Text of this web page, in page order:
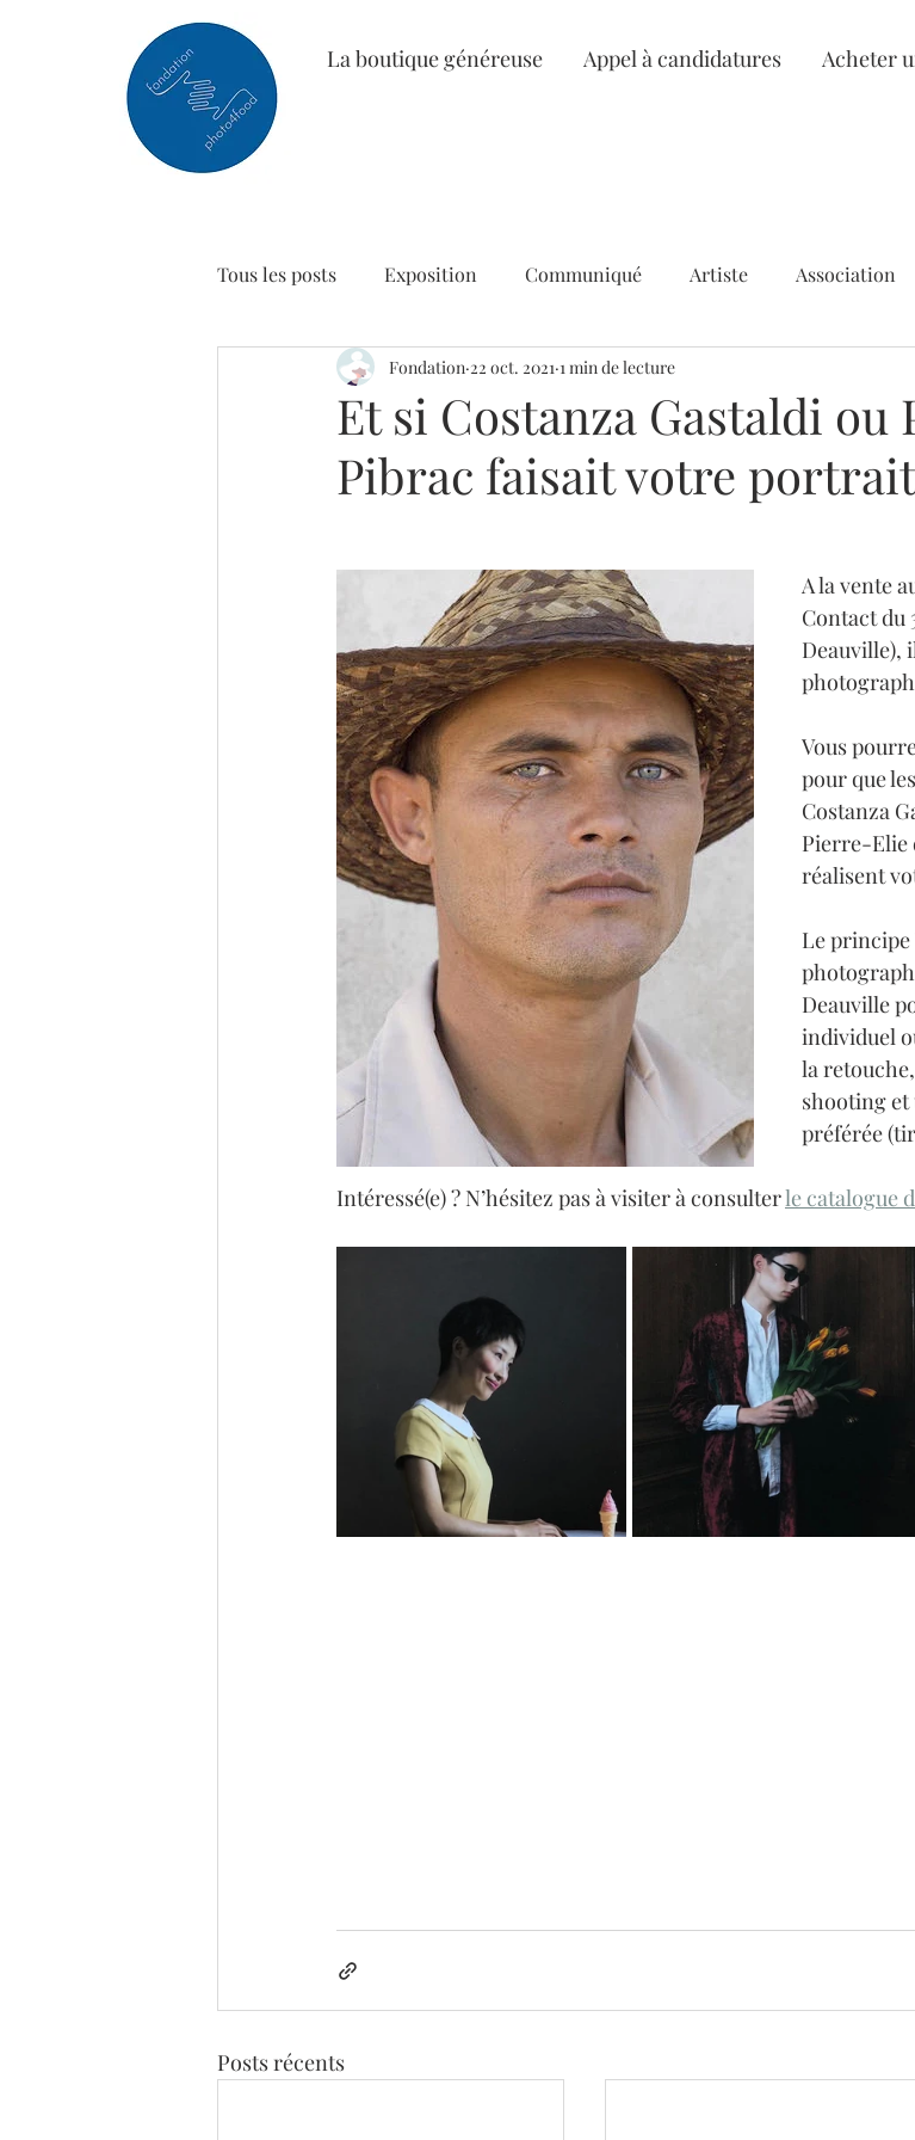
La boutique généreuse Appel à candidatures Acheter
Tous les posts Exposition Communiqué Artiste Association
Et si Costanza Gastaldi
Pibrac faisait votre
Fondation 22 oct. 2021 1 min de lecture
A la vente
Contact du
Deauville),
Vous
pour que
Costanza
Pierre-Elie
réalisent
Le principe
Deauville
individuel
la
shooting
préférée
Intéressé(e) ? N’hésitez pas à visiter à consulter le catalogue
Posts récents